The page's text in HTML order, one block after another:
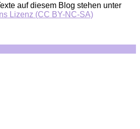
auf diesem Blog stehen unter
Lizenz (CC BY-NC-SA)